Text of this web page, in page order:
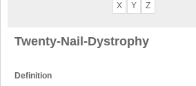
X
Y Z
Twenty-Nail-Dystrophy
Definition